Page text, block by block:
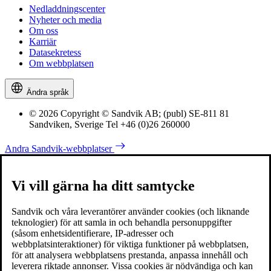
Nedladdningscenter
Nyheter och media
Om oss
Karriär
Datasekretess
Om webbplatsen
Ändra språk
© 2026 Copyright © Sandvik AB; (publ) SE-811 81
Sandviken, Sverige Tel +46 (0)26 260000
Andra Sandvik-webbplatser
Vi vill gärna ha ditt samtycke
Sandvik och våra leverantörer använder cookies (och liknande
teknologier) för att samla in och behandla personuppgifter
(såsom enhetsidentifierare, IP-adresser och
webbplatsinteraktioner) för viktiga funktioner på webbplatsen,
för att analysera webbplatsens prestanda, anpassa innehåll och
leverera riktade annonser. Vissa cookies är nödvändiga och kan